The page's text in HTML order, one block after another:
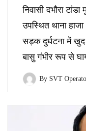
निवासी दभौरा
उपस्थित थाना
सड़क दुर्घटना में
बासु गंभीर रूप से
By SVT